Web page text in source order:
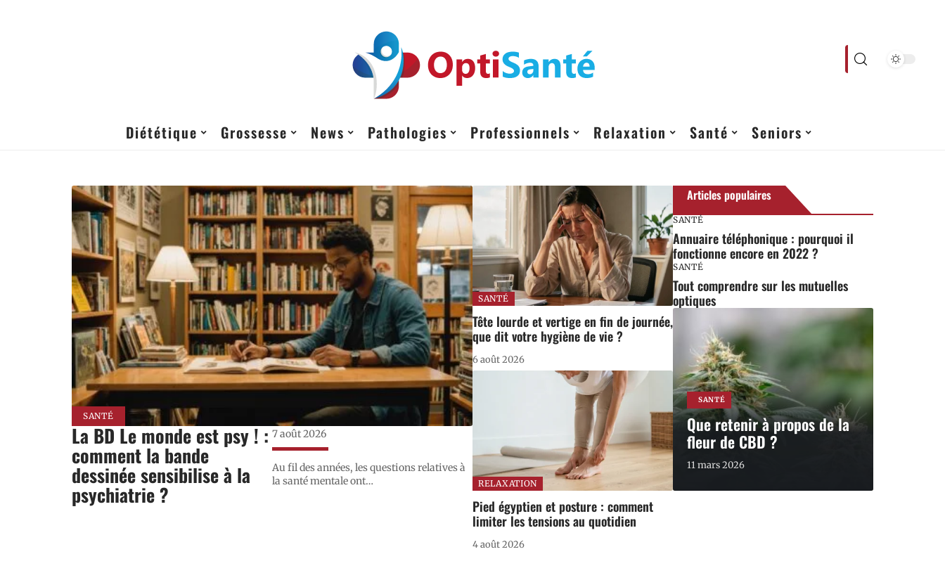
Diététique Grossesse News Pathologies Professionnels Relaxation Santé Seniors
SANTÉ
La BD Le monde est psy ! :
comment la bande
dessinée sensibilise à la
psychiatrie ?
7 août 2026
Au fil des années, les questions relatives à
la santé mentale ont…
SANTÉ
Tête lourde et vertige en fin de journée,
que dit votre hygiène de vie ?
6 août 2026
RELAXATION
Pied égyptien et posture : comment
limiter les tensions au quotidien
4 août 2026
Articles populaires
SANTÉ
Annuaire téléphonique : pourquoi il
fonctionne encore en 2022 ?
SANTÉ
Tout comprendre sur les mutuelles
optiques
SANTÉ
Que retenir à propos de la
fleur de CBD ?
11 mars 2026